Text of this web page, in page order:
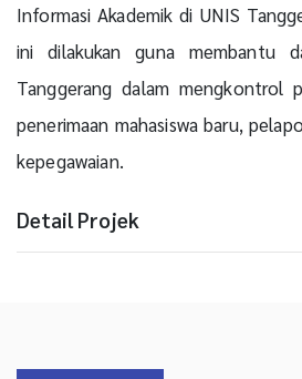
Informasi Akademik di UNIS
ini dilakukan guna membantu
Tanggerang dalam mengkontrol
penerimaan mahasiswa baru,
kepegawaian.
Detail Projek